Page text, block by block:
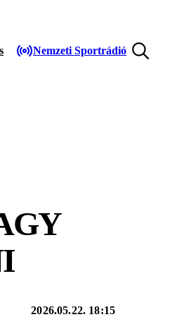
Nemzeti Sportrádió
2026.05.22. 18:15